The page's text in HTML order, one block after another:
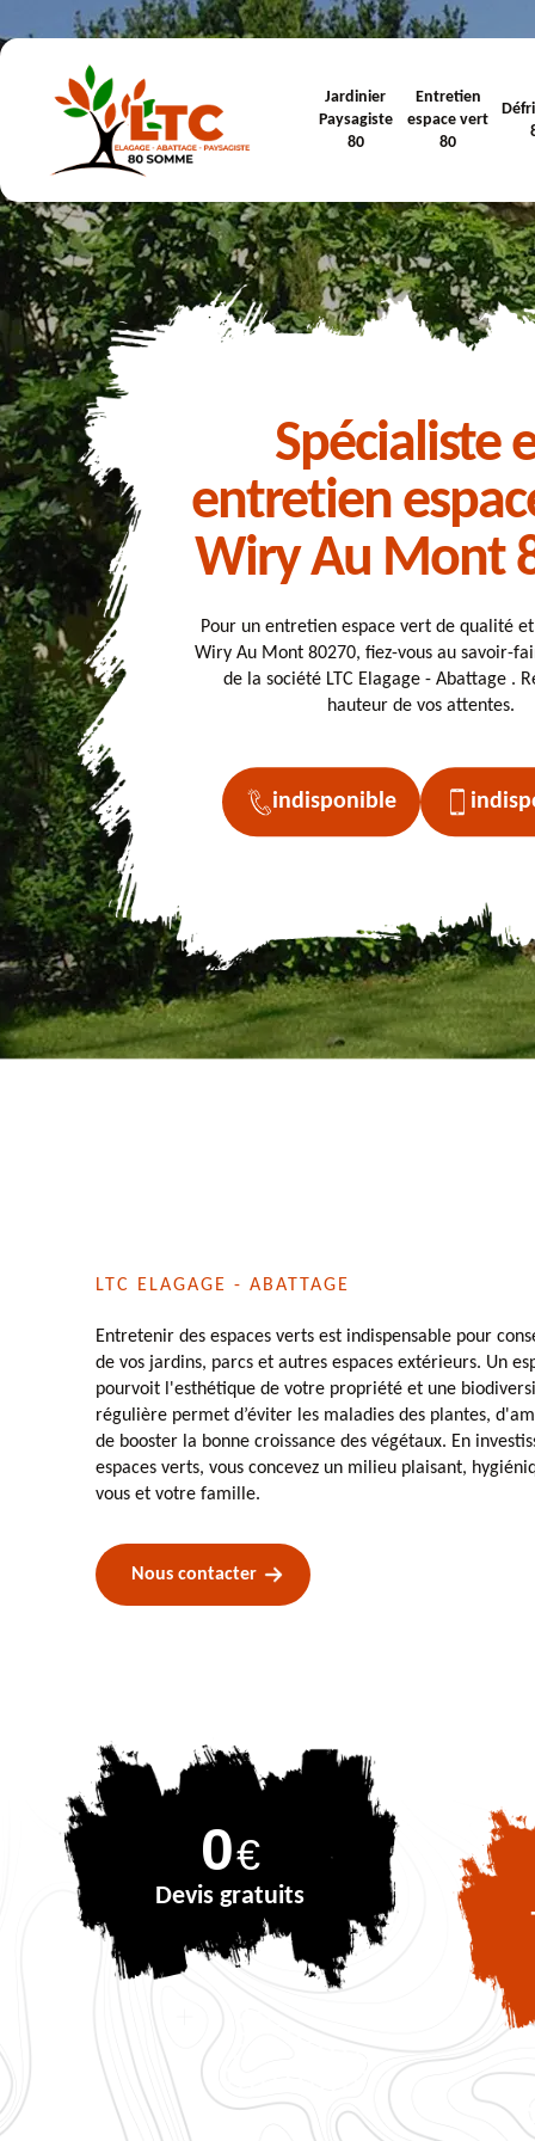
Jardinier
Paysagiste
80
Entretien
espace vert
80
Spécialiste
entretien
Wiry Au Mont
Pour un entretien espace vert de qualité
Wiry Au Mont 80270, fiez-vous au savoir-
de la société LTC Elagage - Abattage .
hauteur de vos attentes.
indisponible
LTC ELAGAGE - ABATTAGE
Entretenir des espaces verts est indispensable pour
de vos jardins, parcs et autres espaces extérieurs. Un
pourvoit l'esthétique de votre propriété et une
régulière permet d’éviter les maladies des plantes,
de booster la bonne croissance des végétaux. En
espaces verts, vous concevez un milieu plaisant,
vous et votre famille.
Nous contacter
0€
Devis gratuits